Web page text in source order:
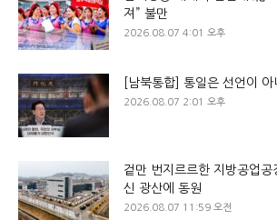
져” 불만
2026.08.07 4:01 오후
[남북통합] 통일은 선언이
2026.08.07 2:01 오후
겉만 번지르르한 지방공업
신 광산에 동원
2026.08.07 11:59 오전